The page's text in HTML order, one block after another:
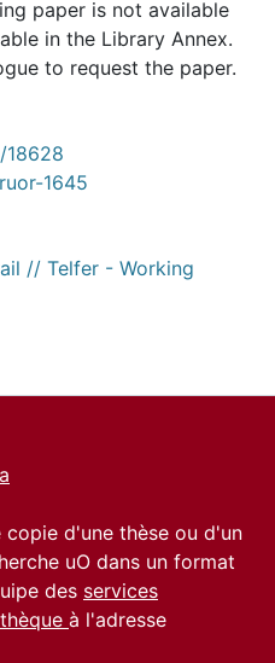
paper is not available
in the Library Annex.
to request the paper.
18628
1645
// Telfer - Working
d'une thèse ou d'un
uO dans un format
des services
à l'adresse